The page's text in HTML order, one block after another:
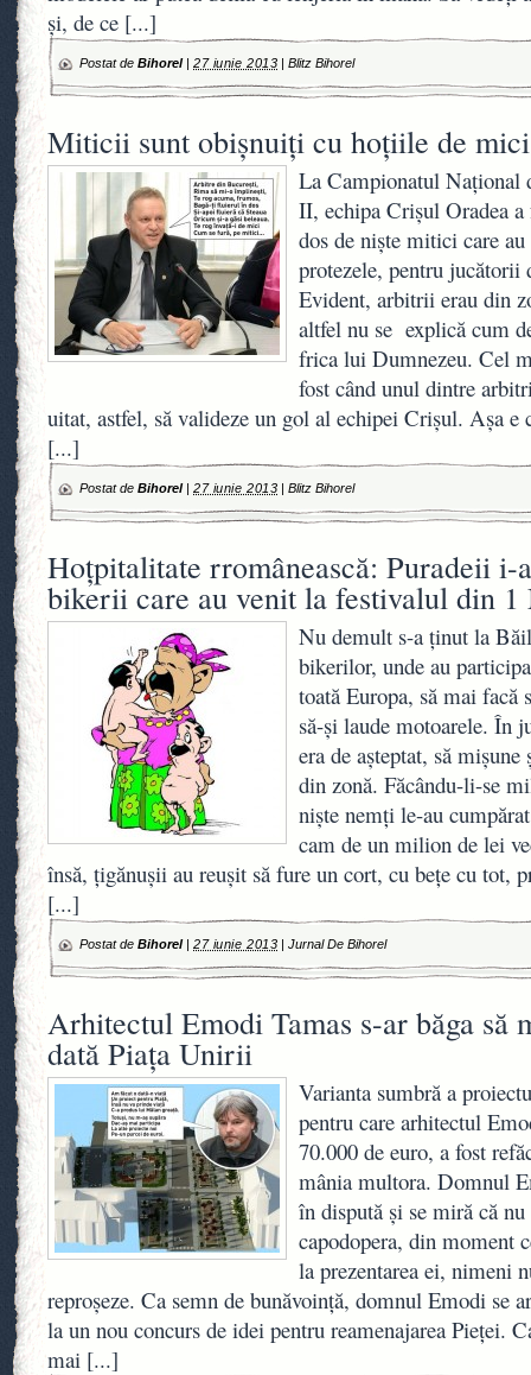
şi, de ce [...]
Postat de Bihorel| 27 iunie 2013 |Blitz Bihorel
Miticii sunt obişnuiţi cu hoţiile de
La Campionatul Naţional
II, echipa Crişul Oradea
dos de nişte mitici care
protezele, pentru jucătorii
Evident, arbitrii erau din
altfel nu se explică cum
frica lui Dumnezeu. Cel
fost când unul dintre
uitat, astfel, să valideze un gol al echipei Crişul. Aşa e
[...]
Postat de Bihorel| 27 iunie 2013 |Blitz Bihorel
Hoţpitalitate rromânească: Puradeii i-
bikerii care au venit la festivalul din 1
Nu demult s-a ţinut la
bikerilor, unde au
toată Europa, să mai
să-şi laude motoarele. În
era de aşteptat, să
din zonă. Făcându-li-se
nişte nemţi le-au
cam de un milion de lei
însă, ţigănuşii au reuşit să fure un cort, cu beţe cu tot,
[...]
Postat de Bihorel| 27 iunie 2013 |Jurnal De Bihorel
Arhitectul Emodi Tamas s-ar băga să
dată Piaţa Unirii
Varianta sumbră a
pentru care arhitectul
70.000 de euro, a fost
mânia multora. Domnul
în dispută şi se miră că nu
capodopera, din moment
la prezentarea ei, nimeni
reproşeze. Ca semn de bunăvoinţă, domnul Emodi se
la un nou concurs de idei pentru reamenajarea Pieţei.
mai [...]